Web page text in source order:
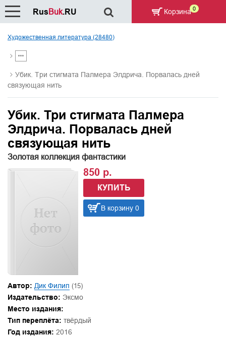
Художественная литература (28480)
Убик. Три стигмата Палмера Элдрича. Порвалась дней
связующая нить
Убик. Три стигмата Палмера
Элдрича. Порвалась дней
связующая нить
Золотая коллекция фантастики
850 р.
КУПИТЬ
В корзину 0
Автор: Дик Филип (15)
Издательство: Эксмо
Место издания:
Тип переплёта: твёрдый
Год издания: 2016
RusBuk.RU Корзина 0